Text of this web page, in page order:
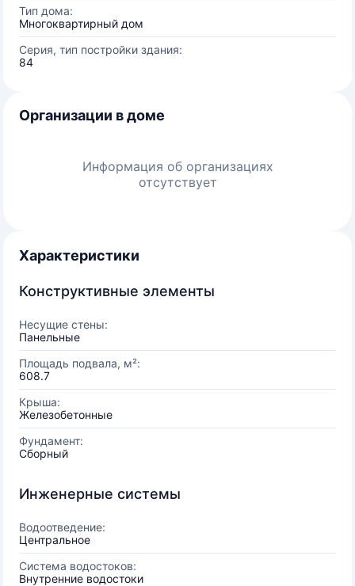
Тип дома:
Многоквартирный дом
Серия, тип постройки здания:
84
Организации в доме
Информация об организациях
отсутствует
Характеристики
Конструктивные элементы
Несущие стены:
Панельные
Площадь подвала, м²:
608.7
Крыша:
Железобетонные
Фундамент:
Сборный
Инженерные системы
Водоотведение:
Центральное
Система водостоков:
Внутренние водостоки